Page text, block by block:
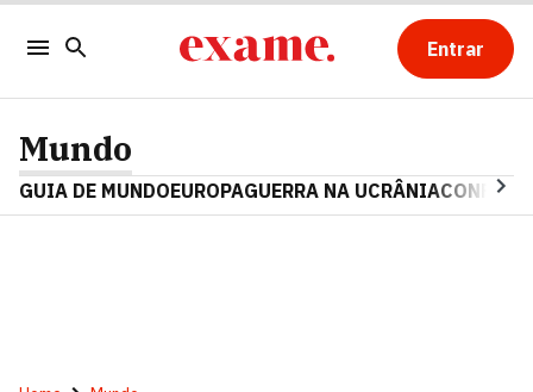
Entrar
Mundo
GUIA DE MUNDOEUROPAGUERRA NA UCRÂNIA